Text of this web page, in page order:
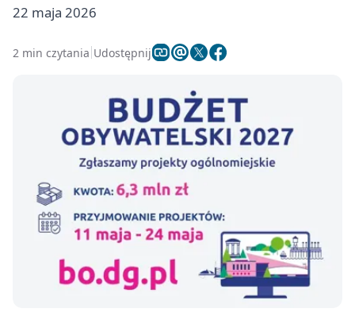
22 maja 2026
2 min czytania Udostępnij